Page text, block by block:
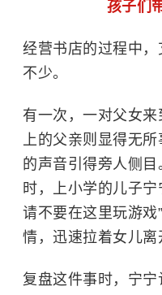
孩子们
经营书店的过程中
不少。
有一次，一对父女
上的父亲则显得无
的声音引得旁人侧
时，上小学的儿子宁
请不要在这里玩游戏
情，迅速拉着女儿离
复盘这件事时，宁宁